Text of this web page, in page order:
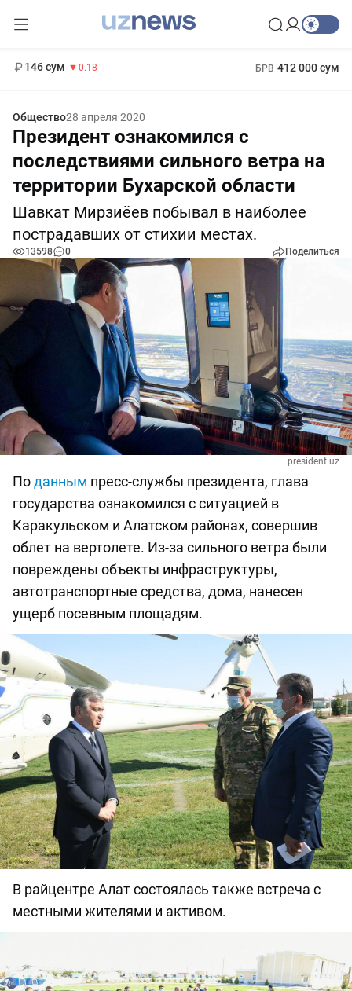
146 сум -0.18 БРВ 412 000 сум
Общество28 апреля 2020
Президент ознакомился с
последствиями сильного ветра на
территории Бухарской области
Шавкат Мирзиёев побывал в наиболее
пострадавших от стихии местах.
13598 0 Поделиться
president.uz
Поданным пресс-службы президента, глава
государства ознакомился с ситуацией в
Каракульском и Алатском районах, совершив
облет на вертолете. Из-за сильного ветра были
повреждены объекты инфраструктуры,
автотранспортные средства, дома, нанесен
ущерб посевным площадям.
В райцентре Алат состоялась также встреча с
местными жителями и активом.